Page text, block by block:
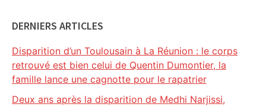
DERNIERS ARTICLES
Disparition d’un Toulousain à La Réunion : le corps
retrouvé est bien celui de Quentin Dumontier, la
famille lance une cagnotte pour le rapatrier
Deux ans après la disparition de Medhi Narjissi,